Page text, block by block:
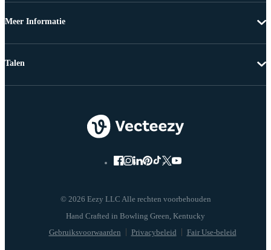
Meer Informatie
© 2026 Eezy LLC Alle rechten voorbehouden
Gebruiksvoorwaarden Privacybeleid Fair Use-beleid
Talen